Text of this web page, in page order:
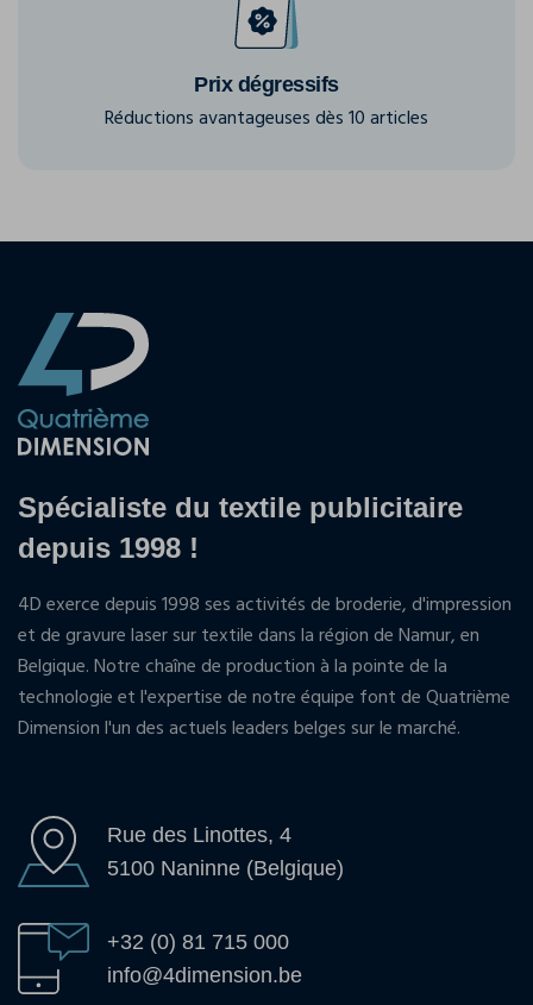
Prix dégressifs
Réductions avantageuses dès 10 articles
Spécialiste du textile publicitaire
depuis 1998 !
4D exerce depuis 1998 ses activités de broderie, d'impression
et de gravure laser sur textile dans la région de Namur, en
Belgique. Notre chaîne de production à la pointe de la
technologie et l'expertise de notre équipe font de Quatrième
Dimension l'un des actuels leaders belges sur le marché.
Rue des Linottes, 4
5100 Naninne (Belgique)
+32 (0) 81 715 000
info@4dimension.be